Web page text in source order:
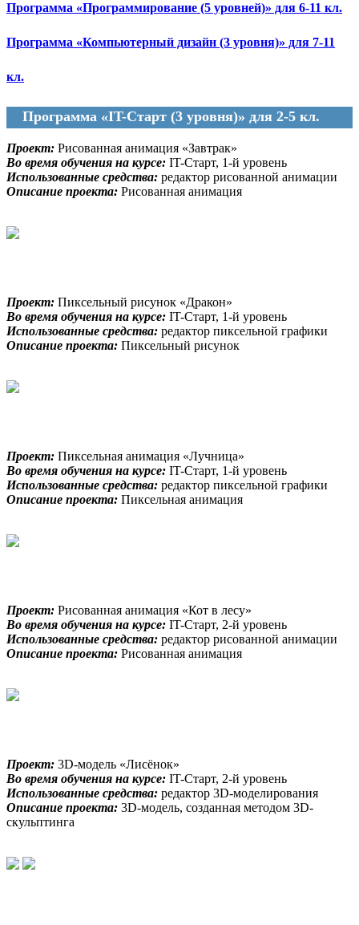
Программа «Программирование (5 уровней)» для 6-11 кл.
Программа «Компьютерный дизайн (3 уровня)» для 7-11
кл.
Программа «IT-Старт (3 уровня)» для 2-5 кл.
Проект: Рисованная анимация «Завтрак»
Во время обучения на курсе: IT-Старт, 1-й уровень
Использованные средства: редактор рисованной анимации
Описание проекта: Рисованная анимация
Проект: Пиксельный рисунок «Дракон»
Во время обучения на курсе: IT-Старт, 1-й уровень
Использованные средства: редактор пиксельной графики
Описание проекта: Пиксельный рисунок
Проект: Пиксельная анимация «Лучница»
Во время обучения на курсе: IT-Старт, 1-й уровень
Использованные средства: редактор пиксельной графики
Описание проекта: Пиксельная анимация
Проект: Рисованная анимация «Кот в лесу»
Во время обучения на курсе: IT-Старт, 2-й уровень
Использованные средства: редактор рисованной анимации
Описание проекта: Рисованная анимация
Проект: 3D-модель «Лисёнок»
Во время обучения на курсе: IT-Старт, 2-й уровень
Использованные средства: редактор 3D-моделирования
Описание проекта: 3D-модель, созданная методом 3D-
скульптинга